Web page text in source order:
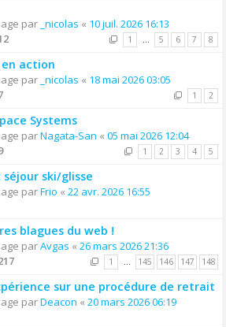
par _nicolas « 10 juil. 2026 16:13
1 … 5 6 7 8
en action
par _nicolas « 18 mai 2026 03:05
1 2
Systems
parNagata-San « 05 mai 2026 12:04
1 2 3 4 5
ski/glisse
parFrio « 22 avr. 2026 16:55
blagues du web !
parAvgas « 26 mars 2026 21:36
1 … 145 146 147 148
sur une procédure de retrait
parDeacon « 20 mars 2026 06:19